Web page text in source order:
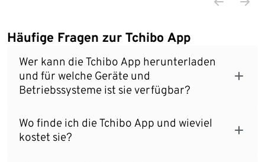
Häufige Fragen zur Tchibo App
Wer kann die Tchibo App herunterladen
und für welche Geräte und
Betriebssysteme ist sie verfügbar?
Wo finde ich die Tchibo App und wieviel
kostet sie?